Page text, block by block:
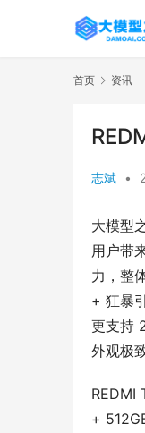
首页 资讯
志斌 •
大模型
用户带
力，整
+ 狂暴
更支持
外观极
REDMI
+